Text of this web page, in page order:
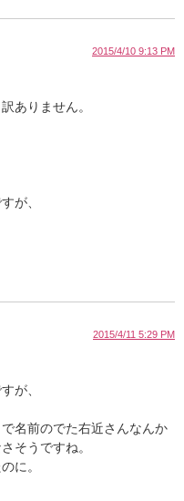
2015/4/10 9:13 PM
ありません。
が、
2015/4/11 5:29 PM
が、
名前のでた右近さんなんか
そうですね。
に。